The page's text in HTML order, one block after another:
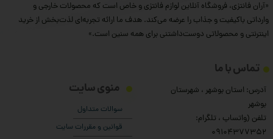
«آران فانتزی، فروشگاه آنلاین لوازم فانتزی و خاص است که محصولات خارجی و
وارداتی باکیفیت و جذاب را عرضه می‌کند. هدف ما ارائه تجربه‌ای لذت‌بخش از خرید
اینترنتی و محصولاتی دوست‌داشتنی برای همه سنین است.»
منوی سایت
سوالات متداول
قوانین و مقررات سایت
تماس با ما
آدرس: استان بوشهر ، شهرستان
بوشهر
تلفن (واتساپ ، تلگرام:
۰9104377352